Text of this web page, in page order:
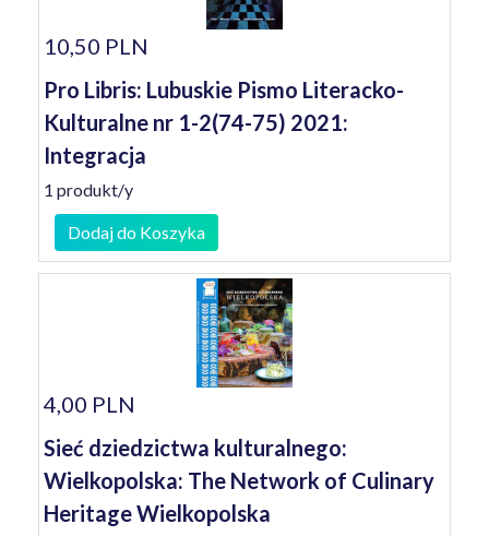
10,50 PLN
Pro Libris: Lubuskie Pismo Literacko-
Kulturalne nr 1-2(74-75) 2021:
Integracja
1 produkt/y
Dodaj do Koszyka
4,00 PLN
Sieć dziedzictwa kulturalnego:
Wielkopolska: The Network of Culinary
Heritage Wielkopolska